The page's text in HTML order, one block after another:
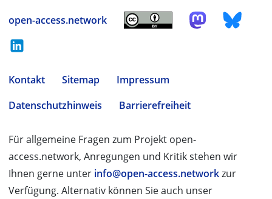
open-access.network
Kontakt Sitemap
Impressum
Datenschutzhinweis
Barrierefreiheit
Für allgemeine Fragen zum Projekt open-
access.network, Anregungen und Kritik stehen wir
Ihnen gerne unter info@open-access.networkzur
Verfügung. Alternativ können Sie auch unser